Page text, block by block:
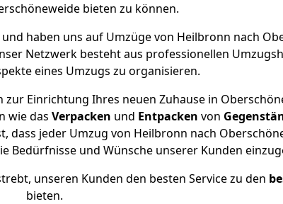
bieten zu können.
haben uns auf Umzüge von Heilbronn nach
Netzwerk besteht aus professionellen
eines Umzugs zu organisieren.
Einrichtung Ihres neuen Zuhause in
wie das Verpacken und Entpacken von
dass jeder Umzug von Heilbronn nach
Bedürfnisse und Wünsche unserer Kunden
unseren Kunden den besten Service zu den
bieten.